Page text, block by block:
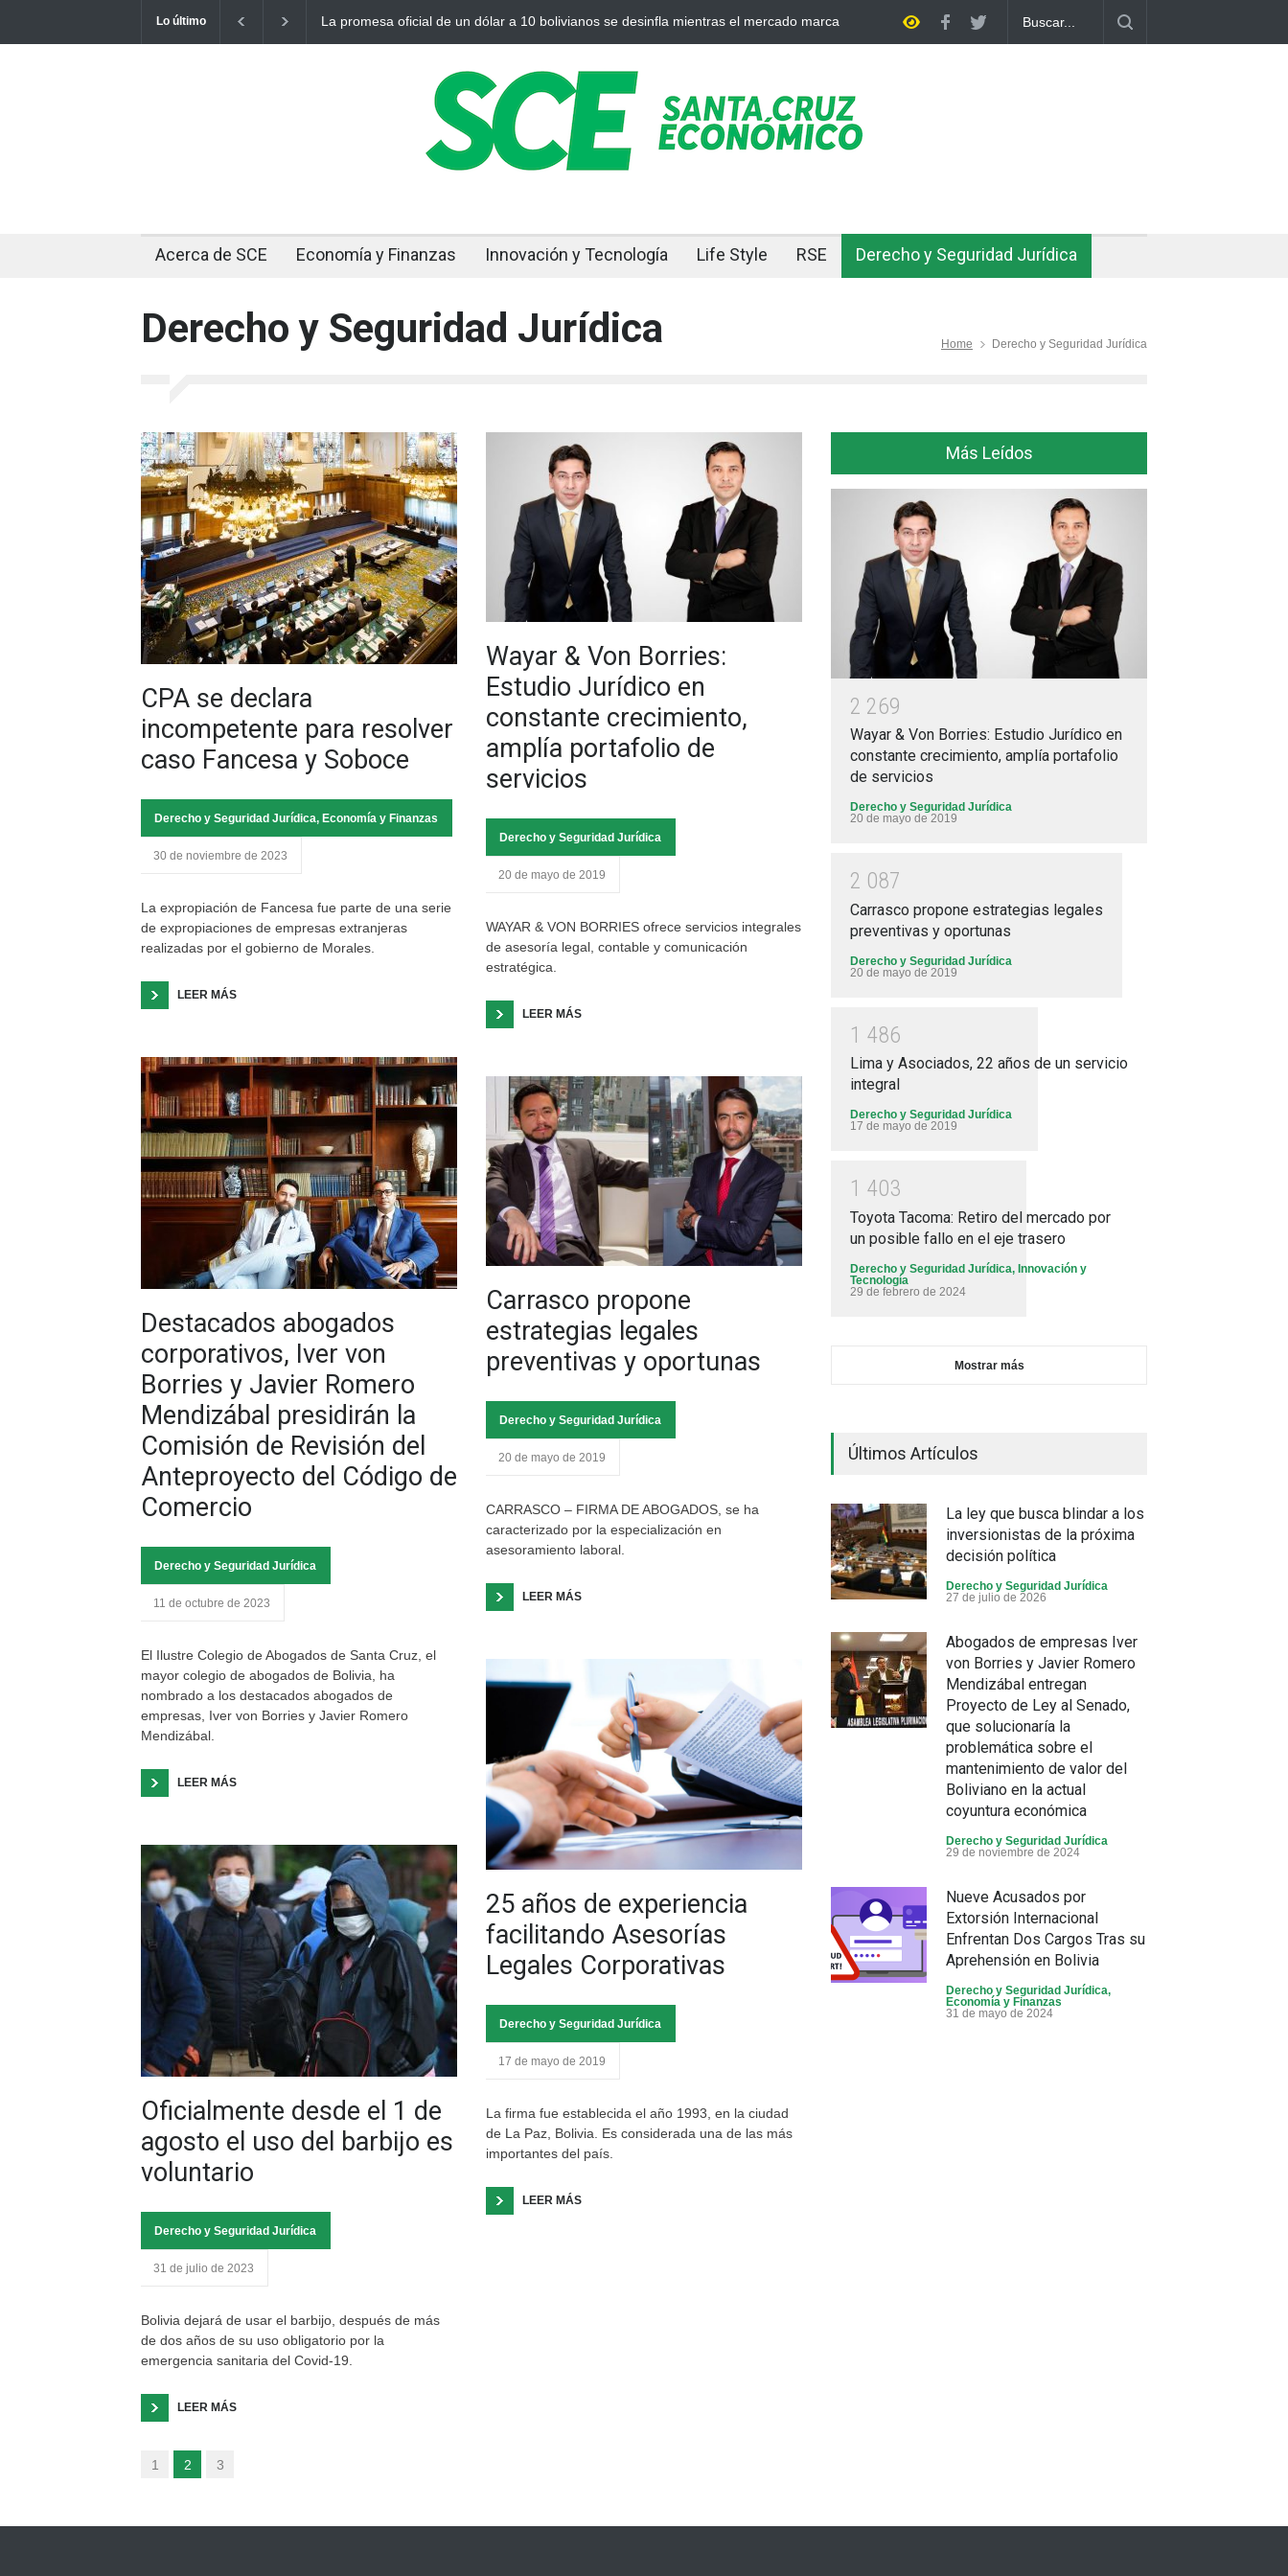
Lo último
de un dólar a 10 bolivianos se desinfla mientras el mercado marca Cuando el oro y la plata se enfrían afuera, Bolivia siente el golpe en casa
Bolivia rompe dos décadas de distancia con el FMI y pone a
Acerca de SCE Economía y Finanzas Innovación y Tecnología Life Style RSE Derecho y Seguridad Jurídica
Derecho y Seguridad Jurídica Home Derecho y Seguridad Jurídica
CPA se declara
incompetente para resolver
caso Fancesa y Soboce
Derecho y Seguridad Jurídica, Economía y Finanzas
30 de noviembre de 2023
La expropiación de Fancesa fue parte de una serie
de expropiaciones de empresas extranjeras
realizadas por el gobierno de Morales.
LEER MÁS
Destacados abogados
corporativos, Iver von
Borries y Javier Romero
Mendizábal presidirán la
Comisión de Revisión del
Anteproyecto del Código de
Comercio
Derecho y Seguridad Jurídica
11 de octubre de 2023
El Ilustre Colegio de Abogados de Santa Cruz, el
mayor colegio de abogados de Bolivia, ha
nombrado a los destacados abogados de
empresas, Iver von Borries y Javier Romero
Mendizábal.
LEER MÁS
Oficialmente desde el 1 de
agosto el uso del barbijo es
voluntario
Derecho y Seguridad Jurídica
31 de julio de 2023
Bolivia dejará de usar el barbijo, después de más
de dos años de su uso obligatorio por la
emergencia sanitaria del Covid-19.
LEER MÁS
Wayar & Von Borries:
Estudio Jurídico en
constante crecimiento,
amplía portafolio de
servicios
Derecho y Seguridad Jurídica
20 de mayo de 2019
WAYAR & VON BORRIES ofrece servicios integrales
de asesoría legal, contable y comunicación
estratégica.
LEER MÁS
Carrasco propone
estrategias legales
preventivas y oportunas
Derecho y Seguridad Jurídica
20 de mayo de 2019
CARRASCO – FIRMA DE ABOGADOS, se ha
caracterizado por la especialización en
asesoramiento laboral.
LEER MÁS
25 años de experiencia
facilitando Asesorías
Legales Corporativas
Derecho y Seguridad Jurídica
17 de mayo de 2019
La firma fue establecida el año 1993, en la ciudad
de La Paz, Bolivia. Es considerada una de las más
importantes del país.
LEER MÁS
1 2 3
Más Leídos
2 269
Wayar & Von Borries: Estudio Jurídico en
constante crecimiento, amplía portafolio
de servicios
Derecho y Seguridad Jurídica
20 de mayo de 2019
2 087
Carrasco propone estrategias legales
preventivas y oportunas
Derecho y Seguridad Jurídica
20 de mayo de 2019
1 486
Lima y Asociados, 22 años de un servicio
integral
Derecho y Seguridad Jurídica
17 de mayo de 2019
1 403
Toyota Tacoma: Retiro del mercado por
un posible fallo en el eje trasero
Derecho y Seguridad Jurídica, Innovación y
Tecnología
29 de febrero de 2024
Mostrar más
Últimos Artículos
La ley que busca blindar a los
inversionistas de la próxima
decisión política
Derecho y Seguridad Jurídica
27 de julio de 2026
Abogados de empresas Iver
von Borries y Javier Romero
Mendizábal entregan
Proyecto de Ley al Senado,
que solucionaría la
problemática sobre el
mantenimiento de valor del
Boliviano en la actual
coyuntura económica
Derecho y Seguridad Jurídica
29 de noviembre de 2024
Nueve Acusados por
Extorsión Internacional
Enfrentan Dos Cargos Tras su
Aprehensión en Bolivia
Derecho y Seguridad Jurídica,
Economía y Finanzas
31 de mayo de 2024